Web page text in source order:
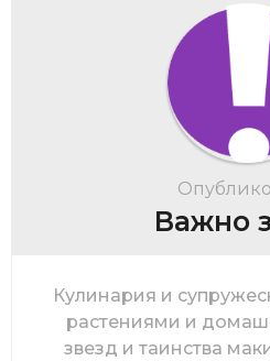
Важно
Кулинария и
растениями и
звезд и таинства